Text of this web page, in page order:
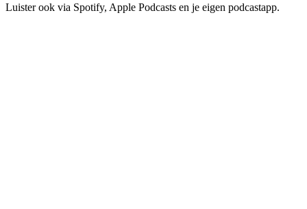
Luister ook via Spotify, Apple Podcasts en je eigen podcastapp.